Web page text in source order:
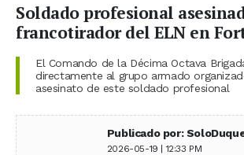
Soldado profesional
francotirador del ELN en
El Comando de la Décima Octava
directamente al grupo armado
asesinato de este soldado profesional
Publicado por:
2026-05-19 | 12:33 PM